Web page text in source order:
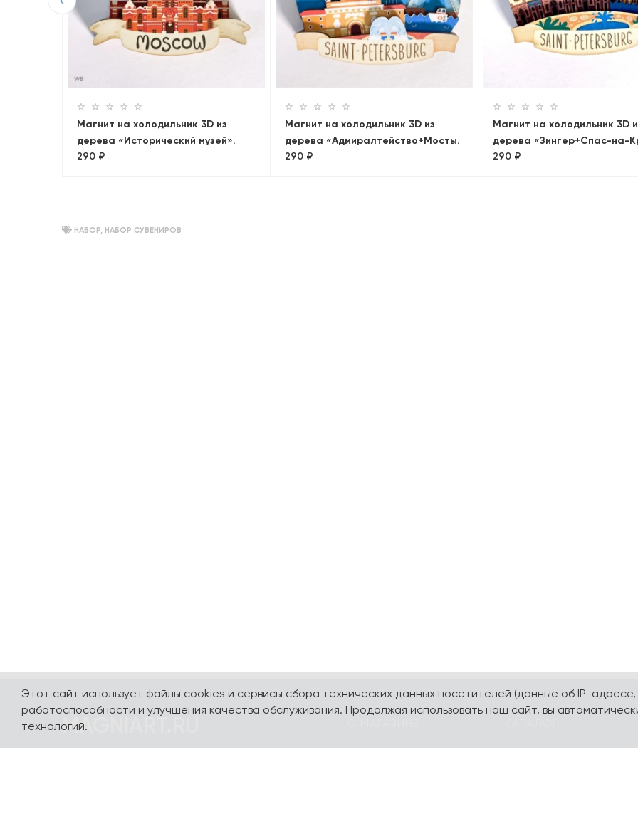
Магнит на холодильник 3D из
дерева «Исторический музей».
Москва, объемный
290 ₽
Магнит на холодильник 3D из
дерева «Адмиралтейство+Мосты.
Лахта»
290 ₽
Магнит на холодильник 3D
дерева «Зингер+Спас-на-
Панорама»
290 ₽
НАБОР, НАБОР СУВЕНИРОВ
О компании
Карта сайта
MAGNIART.RU
Этот сайт использует файлы cookies и сервисы сбора технических данных посетителей (данные об IP-
работоспособности и улучшения качества обслуживания. Продолжая использовать наш сайт, вы
технологий.